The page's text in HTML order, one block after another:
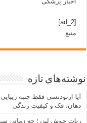
[ad_2]
منبع
نوشته‌های تازه
آیا ارتودنسی فقط جنبه
دهان، فک و کیفیت زندگی
ربات جوش لیزر؛ چه زمانی